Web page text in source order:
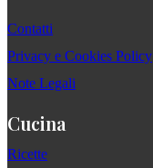
Contatti
Privacy e Cookies Policy
Note Legali
Cucina
Ricette